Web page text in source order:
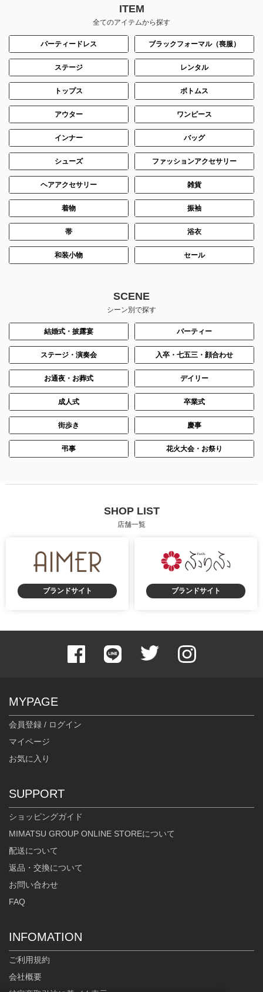
ITEM
全てのアイテムから探す
パーティードレス ブラックフォーマル（喪服）
ステージ レンタル
トップス ボトムス
アウター ワンピース
インナー バッグ
シューズ ファッションアクセサリー
ヘアアクセサリー 雑貨
着物 振袖
帯 浴衣
和装小物 セール
SCENE
シーン別で探す
結婚式・披露宴 パーティー
ステージ・演奏会 入卒・七五三・顔合わせ
お通夜・お葬式 デイリー
成人式 卒業式
街歩き 慶事
弔事 花火大会・お祭り
SHOP LIST
店舗一覧
ブランドサイト ブランドサイト
MYPAGE
会員登録 / ログイン
マイページ
お気に入り
SUPPORT
ショッピングガイド
MIMATSU GROUP ONLINE STOREについて
配送について
返品・交換について
お問い合わせ
FAQ
INFOMATION
ご利用規約
会社概要